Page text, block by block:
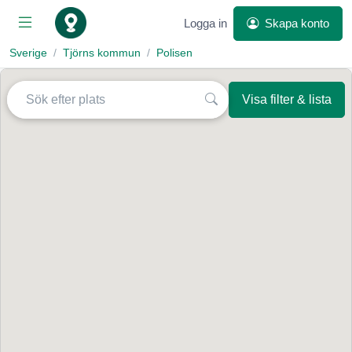
Logga in Skapa konto
Sverige Tjörns kommun Polisen
Visa filter & lista